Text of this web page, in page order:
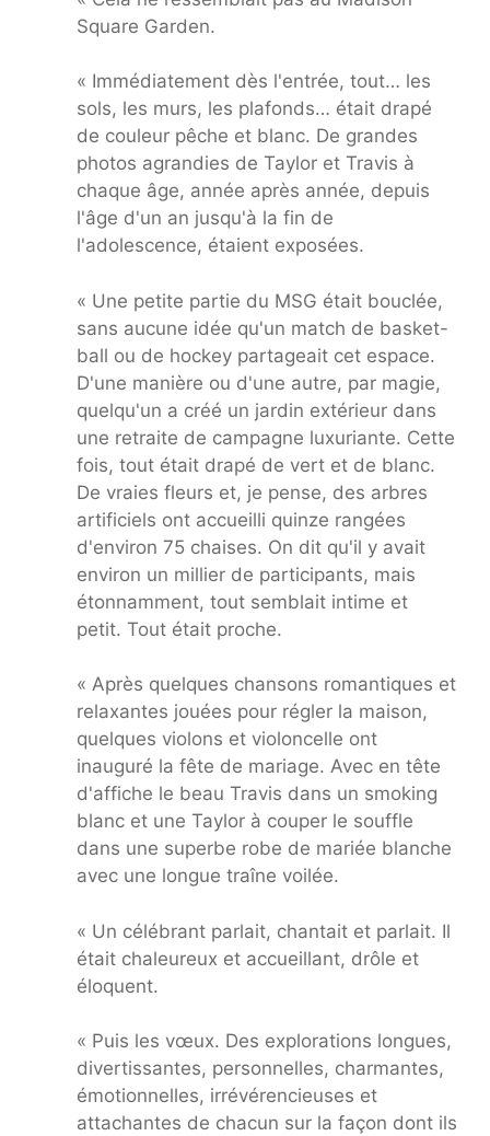
Square Garden.
« Immédiatement dès l'entrée, tout… les
sols, les murs, les plafonds… était drapé
de couleur pêche et blanc. De grandes
photos agrandies de Taylor et Travis à
chaque âge, année après année, depuis
l'âge d'un an jusqu'à la fin de
l'adolescence, étaient exposées.
« Une petite partie du MSG était bouclée,
sans aucune idée qu'un match de basket-
ball ou de hockey partageait cet espace.
D'une manière ou d'une autre, par magie,
quelqu'un a créé un jardin extérieur dans
une retraite de campagne luxuriante. Cette
fois, tout était drapé de vert et de blanc.
De vraies fleurs et, je pense, des arbres
artificiels ont accueilli quinze rangées
d'environ 75 chaises. On dit qu'il y avait
environ un millier de participants, mais
étonnamment, tout semblait intime et
petit. Tout était proche.
« Après quelques chansons romantiques et
relaxantes jouées pour régler la maison,
quelques violons et violoncelle ont
inauguré la fête de mariage. Avec en tête
d'affiche le beau Travis dans un smoking
blanc et une Taylor à couper le souffle
dans une superbe robe de mariée blanche
avec une longue traîne voilée.
« Un célébrant parlait, chantait et parlait. Il
était chaleureux et accueillant, drôle et
éloquent.
« Puis les vœux. Des explorations longues,
divertissantes, personnelles, charmantes,
émotionnelles, irrévérencieuses et
attachantes de chacun sur la façon dont ils